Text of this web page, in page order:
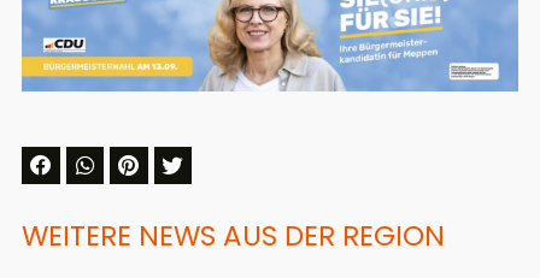
WEITERE NEWS AUS DER REGION